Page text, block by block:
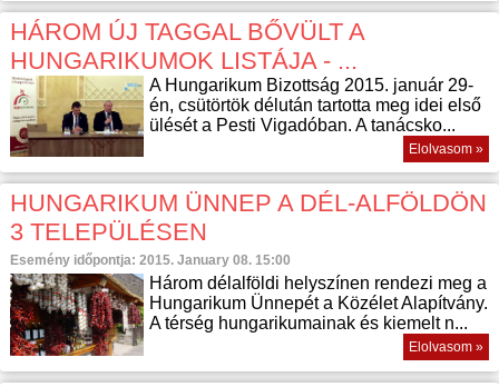
HÁROM ÚJ TAGGAL BŐVÜLT A
HUNGARIKUMOK LISTÁJA - ...
A Hungarikum Bizottság 2015. január 29-
én, csütörtök délután tartotta meg idei első
ülését a Pesti Vigadóban. A tanácsko...
Elolvasom »
HUNGARIKUM ÜNNEP A DÉL-ALFÖLDÖN
3 TELEPÜLÉSEN
Esemény időpontja: 2015. January 08. 15:00
Három délalföldi helyszínen rendezi meg a
Hungarikum Ünnepét a Közélet Alapítvány.
A térség hungarikumainak és kiemelt n...
Elolvasom »